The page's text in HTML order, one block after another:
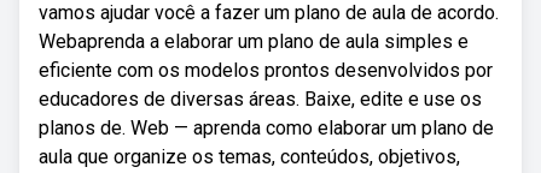
vamos ajudar você a fazer um plano de aula de acordo.
Webaprenda a elaborar um plano de aula simples e
eficiente com os modelos prontos desenvolvidos por
educadores de diversas áreas. Baixe, edite e use os
planos de. Web — aprenda como elaborar um plano de
aula que organize os temas, conteúdos, objetivos,